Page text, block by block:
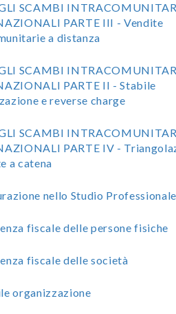
SCAMBI
PARTE III - Vendite
a distanza
SCAMBI
PARTE II - Stabile
e reverse charge
SCAMBI
PARTE IV -
a catena
nello Studio Professionale
fiscale delle persone fisiche
fiscale delle società
organizzazione